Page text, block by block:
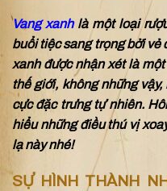
Vang xanhlà một loại
buổi tiệc sang trọng bởi vẻ
xanh được nhận xét là
thế giới, không những
cực đặc trưng tự nhiên.
hiểu những điều thú vị
lạ này nhé!
SỰ HÌNH THÀNH